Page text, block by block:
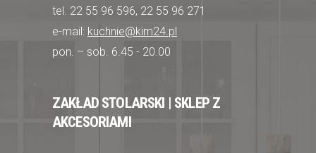
tel. 22 55 96 596, 22 55 96 271
e-mail: kuchnie@kim24.pl
pon. – sob. 6.45 - 20.00
ZAKŁAD STOLARSKI | SKLEP Z
AKCESORIAMI